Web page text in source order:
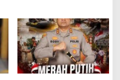
Ekspedisi Merah Putih
Presisi